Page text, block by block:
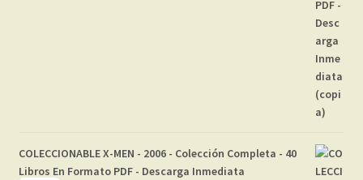
COLECCIONABLE X-MEN - 2006 - Colección Completa - 40
Libros En Formato PDF - Descarga Inmediata